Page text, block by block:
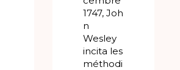
1747, Joh
n
Wesley
incita les
méthodi